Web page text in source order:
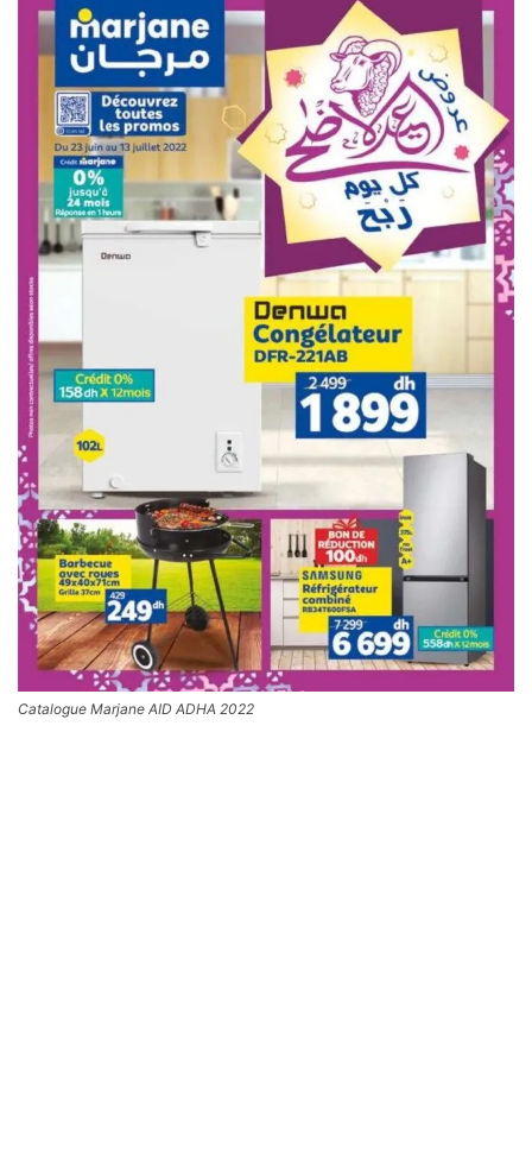
Catalogue Marjane AID ADHA 2022